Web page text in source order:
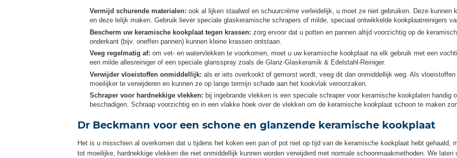
Vermijd schurende materialen: ook al lijken staalwol en schuurcrème verleidelijk, u moet ze niet gebruiken. Deze kunnen
en deze lelijk maken. Gebruik liever speciale glaskeramische schrapers of milde, speciaal ontwikkelde kookplaatreinigers
Bescherm uw keramische kookplaat tegen krassen: zorg ervoor dat u potten en pannen altijd voorzichtig op de
onderkant (bijv. oneffen pannen) kunnen kleine krassen ontstaan.
Veeg regelmatig af: om vet- en watervlekken te voorkomen, moet u uw keramische kookplaat na elk gebruik met een
een milde allesreiniger of een speciale glansspray zoals de Glanz-Glaskeramik & Edelstahl-Reiniger.
Verwijder vloeistoffen onmiddellijk: als er iets overkookt of gemorst wordt, veeg dit dan onmiddellijk weg. Als
moeilijker te verwijderen en kunnen ze op lange termijn schade aan het kookvlak veroorzaken.
Schraper voor hardnekkige vlekken: bij ingebrande vlekken is een speciale schraper voor keramische kookplaten handig
beschadigen. Schraap voorzichtig en in een vlakke hoek over de vlekken om de keramische kookplaat schoon te maken
Dr Beckmann voor een schone en glanzende keramische kookplaat
Het is u misschien al overkomen dat u tijdens het koken een pan of pot niet op tijd van de keramische kookplaat hebt gehaald,
tot moeilijke, hardnekkige vlekken die niet onmiddellijk kunnen worden verwijderd met normale schoonmaakmethoden. We laten